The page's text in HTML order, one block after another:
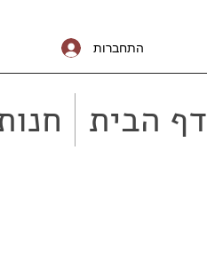
התחברות
דף הבית